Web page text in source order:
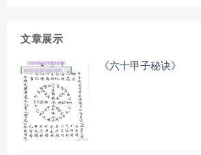
文章展示
《六十甲子秘诀》